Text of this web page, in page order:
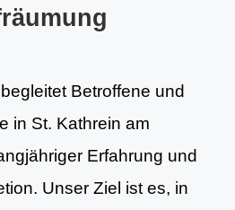
Betroffene und
in St. Kathrein am
Erfahrung und
Unser Ziel ist es, in